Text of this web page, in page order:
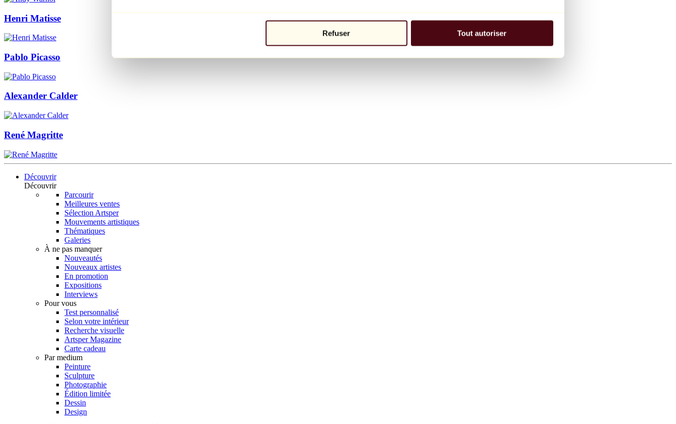
Refuser Tout autoriser
Henri Matisse
Pablo Picasso
Alexander Calder
René Magritte
Découvrir
Découvrir
Parcourir
Meilleures ventes
Sélection Artsper
Mouvements artistiques
Thématiques
Galeries
À ne pas manquer
Nouveautés
Nouveaux artistes
En promotion
Expositions
Interviews
Pour vous
Test personnalisé
Selon votre intérieur
Recherche visuelle
Artsper Magazine
Carte cadeau
Par medium
Peinture
Sculpture
Photographie
Édition limitée
Dessin
Design